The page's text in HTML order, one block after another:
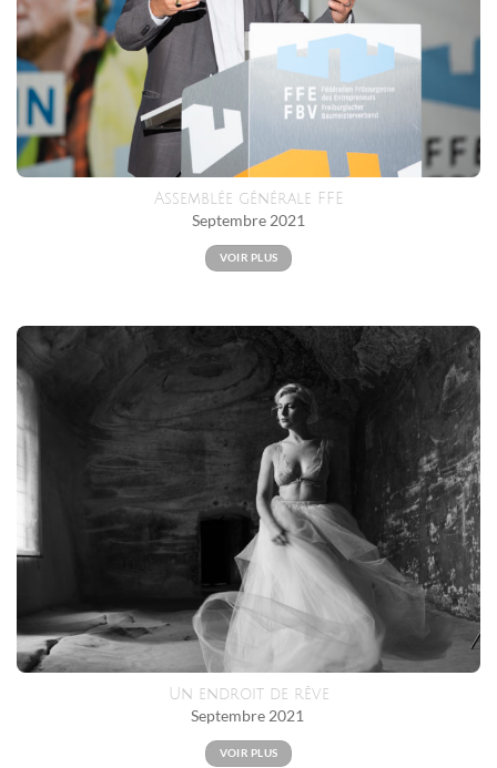
Assemblée générale FFE
Septembre 2021
VOIR PLUS
Un endroit de rêve
Septembre 2021
VOIR PLUS